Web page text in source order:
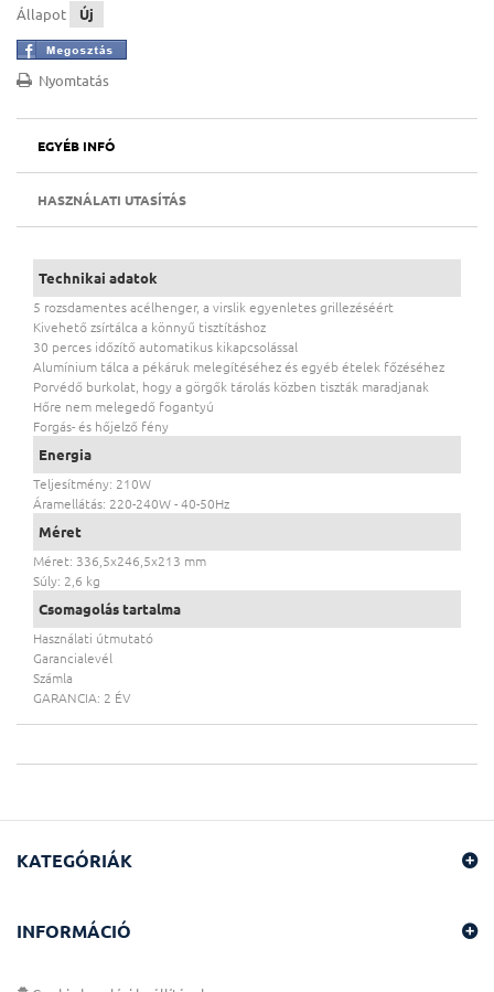
Állapot
Új
Nyomtatás
EGYÉB INFÓ
HASZNÁLATI UTASÍTÁS
Technikai adatok
5 rozsdamentes acélhenger, a virslik egyenletes grillezéséért
Kivehető zsírtálca a könnyű tisztításhoz
30 perces időzítő automatikus kikapcsolással
Alumínium tálca a pékáruk melegítéséhez és egyéb ételek főzéséhez
Porvédő burkolat, hogy a görgők tárolás közben tiszták maradjanak
Hőre nem melegedő fogantyú
Forgás- és hőjelző fény
Energia
Teljesítmény: 210W
Áramellátás: 220-240W - 40-50Hz
Méret
Méret: 336,5x246,5x213 mm
Súly: 2,6 kg
Csomagolás tartalma
Használati útmutató
Garancialevél
Számla
GARANCIA: 2 ÉV
KATEGÓRIÁK
INFORMÁCIÓ